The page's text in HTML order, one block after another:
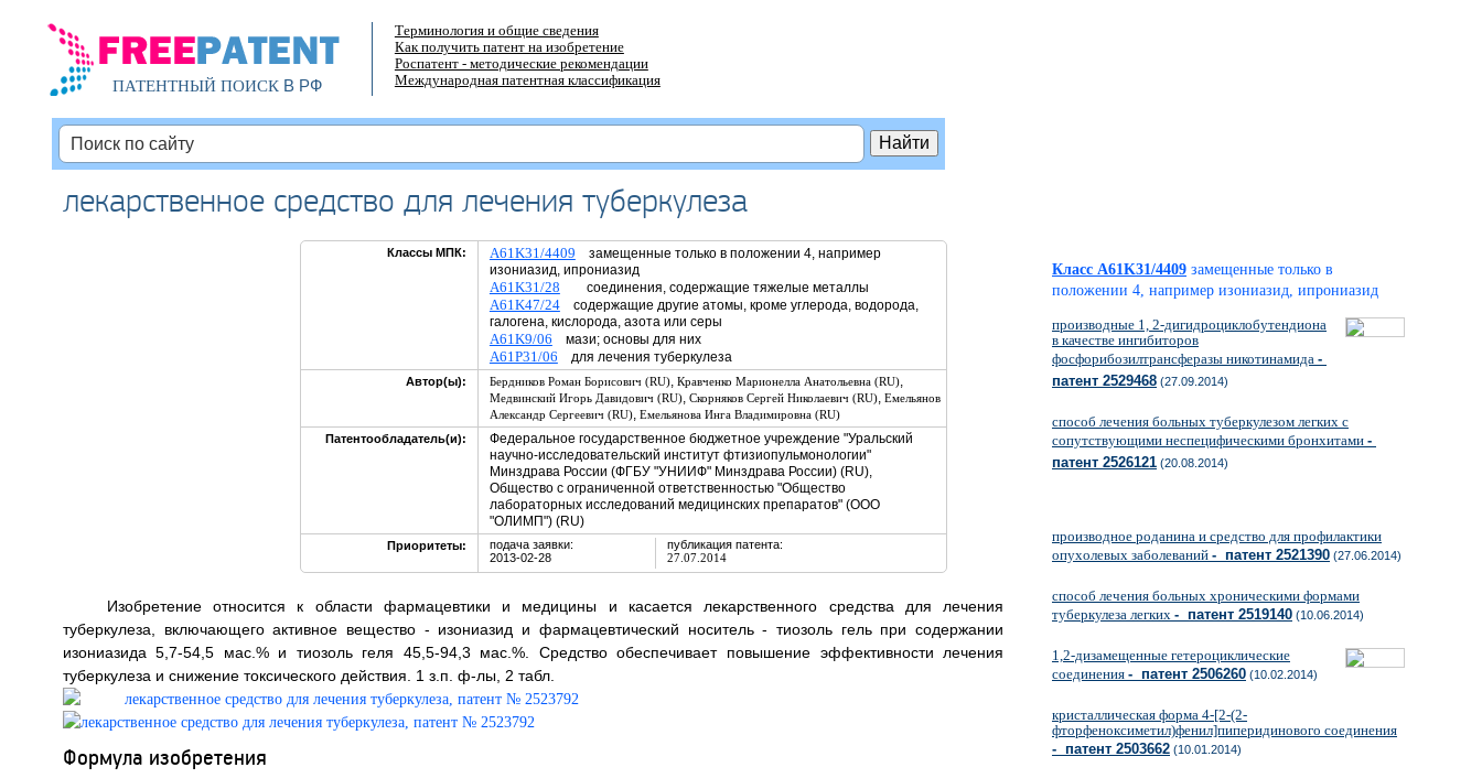
ПАТЕНТНЫЙ ПОИСКВ РФ
Терминология и общие сведения
Как получить патент на изобретение
Роспатент - методические рекомендации
Международная патентная классификация
лекарственное средство для лечения туберкулеза
Классы МПК: A61K31/4409 замещенные только в положении 4, например
изониазид, ипрониазид
A61K31/28 соединения, содержащие тяжелые металлы
A61K47/24содержащие другие атомы, кроме углерода, водорода,
галогена, кислорода, азота или серы
A61K9/06 мази; основы для них
A61P31/06 для лечения туберкулеза
Автор(ы): Бердников Роман Борисович (RU), Кравченко Марионелла Анатольевна (RU),
Медвинский Игорь Давидович (RU), Скорняков Сергей Николаевич (RU), Емельянов
Александр Сергеевич (RU), Емельянова Инга Владимировна (RU)
Патентообладатель(и):
Федеральное государственное бюджетное учреждение "Уральский
научно-исследовательский институт фтизиопульмонологии"
Минздрава России (ФГБУ "УНИИФ" Минздрава России) (RU),
Общество с ограниченной ответственностью "Общество
лабораторных исследований медицинских препаратов" (ООО
"ОЛИМП") (RU)
Приоритеты:
подача заявки:
2013-02-28
публикация патента:
27.07.2014
Изобретение относится к области фармацевтики и медицины и касается лекарственного средства для лечения
туберкулеза, включающего активное вещество - изониазид и фармацевтический носитель - тиозоль гель при содержании
изониазида 5,7-54,5 мас.% и тиозоль геля 45,5-94,3 мас.%. Средство обеспечивает повышение эффективности лечения
туберкулеза и снижение токсического действия. 1 з.п. ф-лы, 2 табл.
Формула изобретения
Класс A61K31/4409 замещенные только в
положении 4, например изониазид, ипрониазид
производные 1, 2-дигидроциклобутендиона
в качестве ингибиторов
фосфорибозилтрансферазы никотинамида -
патент 2529468 (27.09.2014)
способ лечения больных туберкулезом легких с
сопутствующими неспецифическими бронхитами -
патент 2526121 (20.08.2014)
производное роданина и средство для профилактики
опухолевых заболеваний - патент 2521390 (27.06.2014)
способ лечения больных хроническими формами
туберкулеза легких - патент 2519140 (10.06.2014)
1,2-дизамещенные гетероциклические
соединения - патент 2506260 (10.02.2014)
кристаллическая форма 4-[2-(2-
фторфеноксиметил)фенил]пиперидинового соединения
- патент 2503662 (10.01.2014)